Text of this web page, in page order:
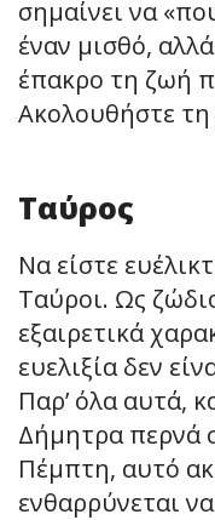
σημαίνει να
έναν μισθό,
έπακρο τη ζωή
Ακολουθήστε
Ταύρος
Να είστε
Ταύροι. Ως
εξαιρετικά
ευελιξία δεν
Παρ’ όλα αυτά,
Δήμητρα περνά
Πέμπτη, αυτό
ενθαρρύνεται να